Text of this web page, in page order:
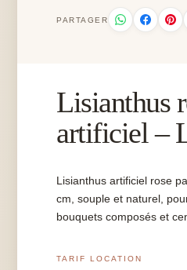
PARTAGER
Lisianthus
artificiel –
Lisianthus artificiel rose
cm, souple et naturel,
bouquets composés et